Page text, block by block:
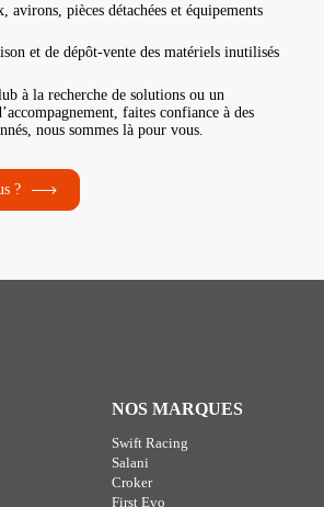
avirons, pièces détachées et équipements
et de dépôt-vente des matériels inutilisés
à la recherche de solutions ou un
faites confiance à des
nous sommes là pour vous.
?
NOS MARQUES
Swift Racing
Salani
Croker
First Evo